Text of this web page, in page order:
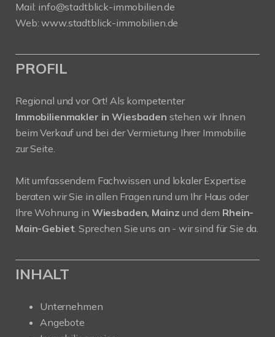
Mail: info@stadtblick-immobilien.de
Web:www.stadtblick-immobilien.de
PROFIL
Regional und vor Ort! Als kompetenter
Immobilienmakler in Wiesbaden stehen wir Ihnen
beim Verkauf und bei der Vermietung Ihrer Immobilie
zur Seite.
Mit umfassendem Fachwissen und lokaler Expertise
beraten wir Sie in allen Fragen rund um Ihr Haus oder
Ihre Wohnung in Wiesbaden, Mainzund dem Rhein-
Main-Gebiet. Sprechen Sie uns an - wir sind für Sie da.
INHALT
Unternehmen
Angebote